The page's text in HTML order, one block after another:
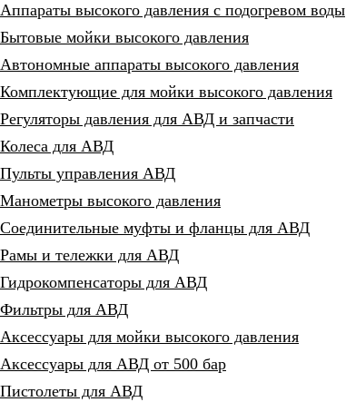
Аппараты высокого давления с подогревом воды
Бытовые мойки высокого давления
Автономные аппараты высокого давления
Комплектующие для мойки высокого давления
Регуляторы давления для АВД и запчасти
Колеса для АВД
Пульты управления АВД
Манометры высокого давления
Соединительные муфты и фланцы для АВД
Рамы и тележки для АВД
Гидрокомпенсаторы для АВД
Фильтры для АВД
Аксессуары для мойки высокого давления
Аксессуары для АВД от 500 бар
Пистолеты для АВД